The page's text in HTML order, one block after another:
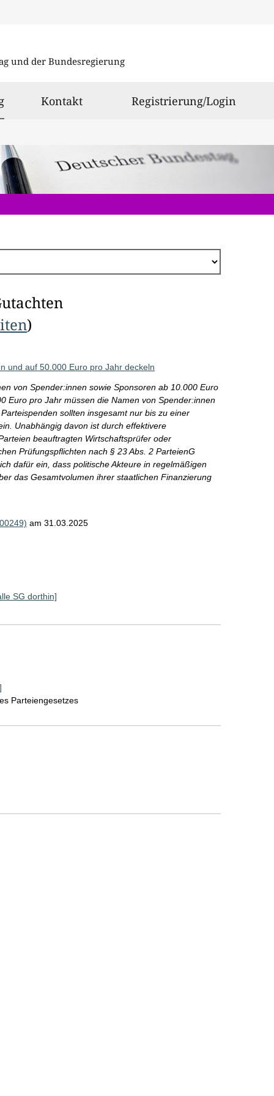
und der Bundesregierung
ausgewählt
Kontakt Registrierung/Login
)
und auf 50.000 Euro pro Jahr deckeln
von Spender:innen sowie Sponsoren ab 10.000 Euro
Euro pro Jahr müssen die Namen von Spender:innen
sollten insgesamt nur bis zu einer
Unabhängig davon ist durch effektivere
beauftragten Wirtschaftsprüfer oder
Prüfungspflichten nach § 23 Abs. 2 ParteienG
dafür ein, dass politische Akteure in regelmäßigen
das Gesamtvolumen ihrer staatlichen Finanzierung
am 31.03.2025
SG dorthin]
Parteiengesetzes